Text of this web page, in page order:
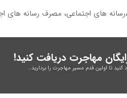
های اجتماعی، مصرف رسانه های
مهاجرت دریافت کنید!
کنید تا اولین قدم مسیر مهاجرت را بردارید…